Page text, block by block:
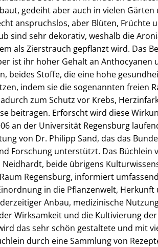
gedeiht aber auch in vielen Gärten
anspruchslos, aber Blüten, Früchte
sind sehr dekorativ, weshalb die
als Zierstrauch gepflanzt wird. Das
ist ihr hoher Gehalt an Anthocyanen
beides Stoffe, die eine hohe
indem sie die sogenannten freien
zum Schutz vor Krebs,
beitragen. Erforscht wird diese
an der Universität Regensburg
von Dr. Philipp Sand, das das
Forschung unterstützt. Das Büchlein
Neidhardt, beide übrigens
Regensburg, informiert
in die Pflanzenwelt, Herkunft
Anbau, medizinische
Wirksamkeit und die Kultivierung
das sehr schön gestaltete und mit
durch eine Sammlung von